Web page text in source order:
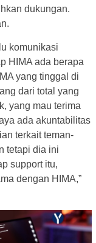
dukungan.
komunikasi
HIMA ada berapa
yang tinggal di
dari total yang
yang mau terima
ada akuntabilitas
terkait teman-
tetapi dia ini
support itu,
dengan HIMA,”